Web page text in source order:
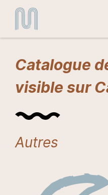
Catalogue
visible sur
Autres